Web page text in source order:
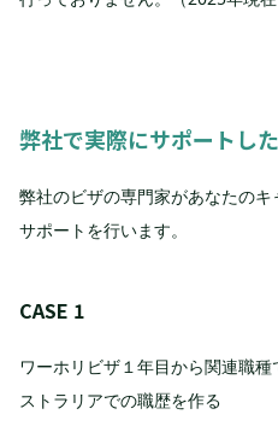
弊社で実際にサポートし
弊社のビザの専門家があなたの
サポートを行います。
CASE 1
ワーホリビザ１年目から関連職
ストラリアでの職歴を作る